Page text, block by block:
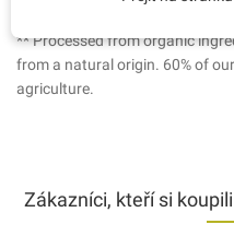
** Processed from organic
from a natural origin. 60% of
agriculture.
Zákazníci, kteří si